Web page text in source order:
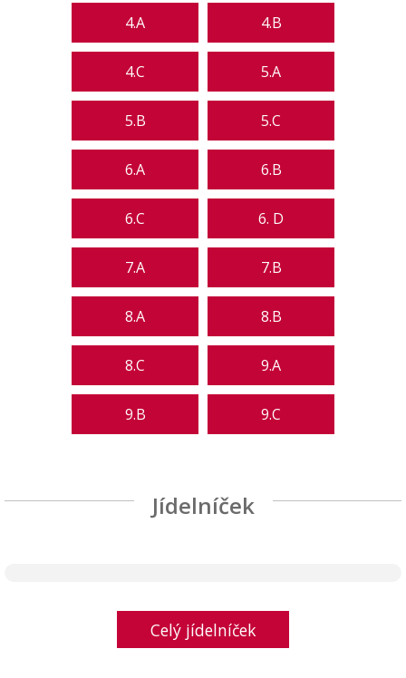
4.A 4.B
4.C 5.A
5.B 5.C
6.A 6.B
6.C 6. D
7.A 7.B
8.A 8.B
8.C 9.A
9.B 9.C
Jídelníček
Celý jídelníček